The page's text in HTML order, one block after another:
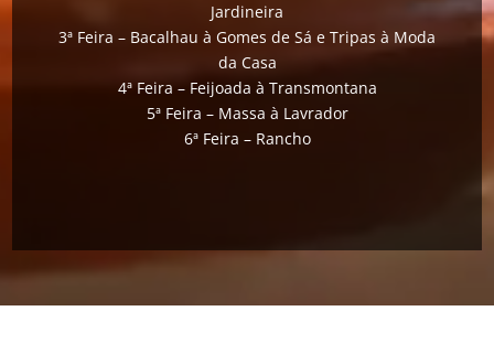
Jardineira
3ª Feira – Bacalhau à Gomes de Sá e Tripas à Moda
da Casa
4ª Feira – Feijoada à Transmontana
5ª Feira – Massa à Lavrador
6ª Feira – Rancho